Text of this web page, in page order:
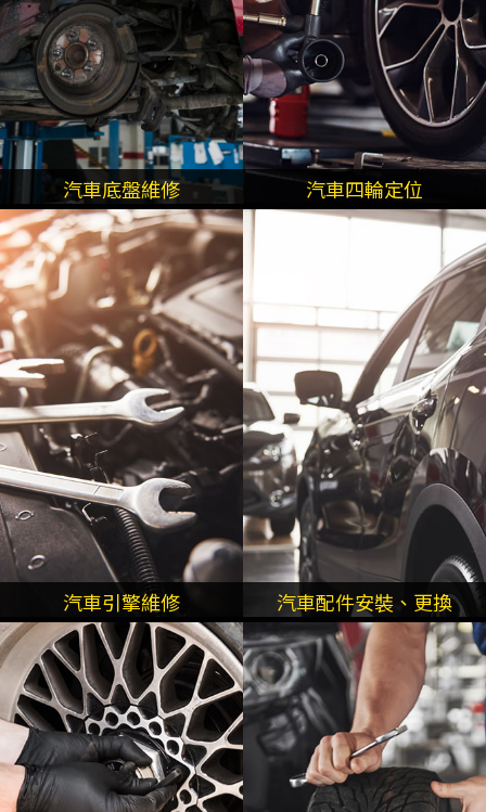
汽車底盤維修 汽車四輪定位
汽車引擎維修 汽車配件安裝、更換